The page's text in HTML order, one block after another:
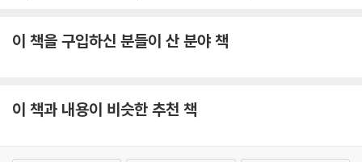
한국전자통신연구원 책임연구원, 공학박사 윤이중
이 책을 구입하신 분들이 산 분야 책
이 책과 내용이 비슷한 추천 책